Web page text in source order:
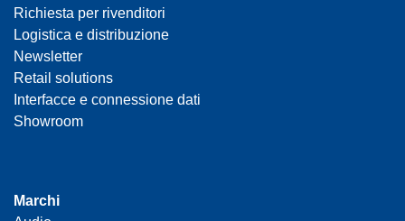
Richiesta per rivenditori
Logistica e distribuzione
Newsletter
Retail solutions
Interfacce e connessione dati
Showroom
Marchi